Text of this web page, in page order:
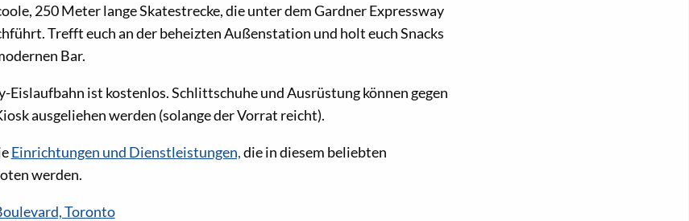
250 Meter lange Skatestrecke, die unter dem Gardner Expressway
Trefft euch an der beheizten Außenstation und holt euch Snacks
Bar.
Eislaufbahn ist kostenlos. Schlittschuhe und Ausrüstung können gegen
ausgeliehen werden (solange der Vorrat reicht).
Einrichtungen und Dienstleistungen,die in diesem beliebten
werden.
Toronto